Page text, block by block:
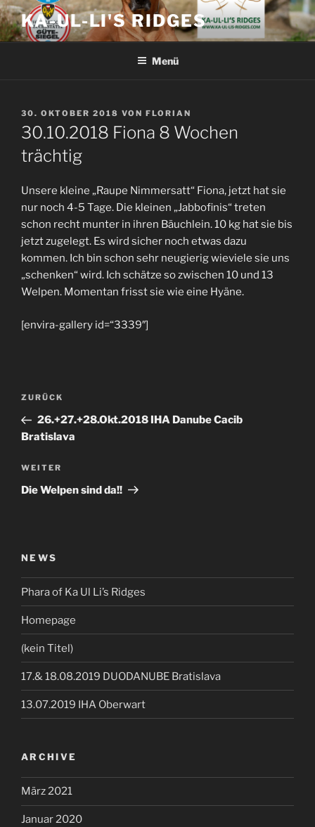
Zum
Inhalt
springen
KA-UL-LI'S RIDGES
Menü
VERÖFFENTLICHT
AM
30. OKTOBER 2018 VON FLORIAN
30.10.2018 Fiona 8 Wochen
trächtig
Unsere kleine „Raupe Nimmersatt“ Fiona, jetzt hat sie
nur noch 4-5 Tage. Die kleinen „Jabbofinis“ treten
schon recht munter in ihren Bäuchlein. 10 kg hat sie bis
jetzt zugelegt. Es wird sicher noch etwas dazu
kommen. Ich bin schon sehr neugierig wieviele sie uns
„schenken“ wird. Ich schätze so zwischen 10 und 13
Welpen. Momentan frisst sie wie eine Hyäne.
[envira-gallery id=“3339″]
Beitragsnavigation
Vorheriger
Beitrag
ZURÜCK
26.+27.+28.Okt.2018 IHA Danube Cacib
Bratislava
Nächster
Beitrag
WEITER
Die Welpen sind da!!
NEWS
Phara of Ka Ul Li’s Ridges
Homepage
(kein Titel)
17.& 18.08.2019 DUODANUBE Bratislava
13.07.2019 IHA Oberwart
ARCHIVE
März 2021
Januar 2020